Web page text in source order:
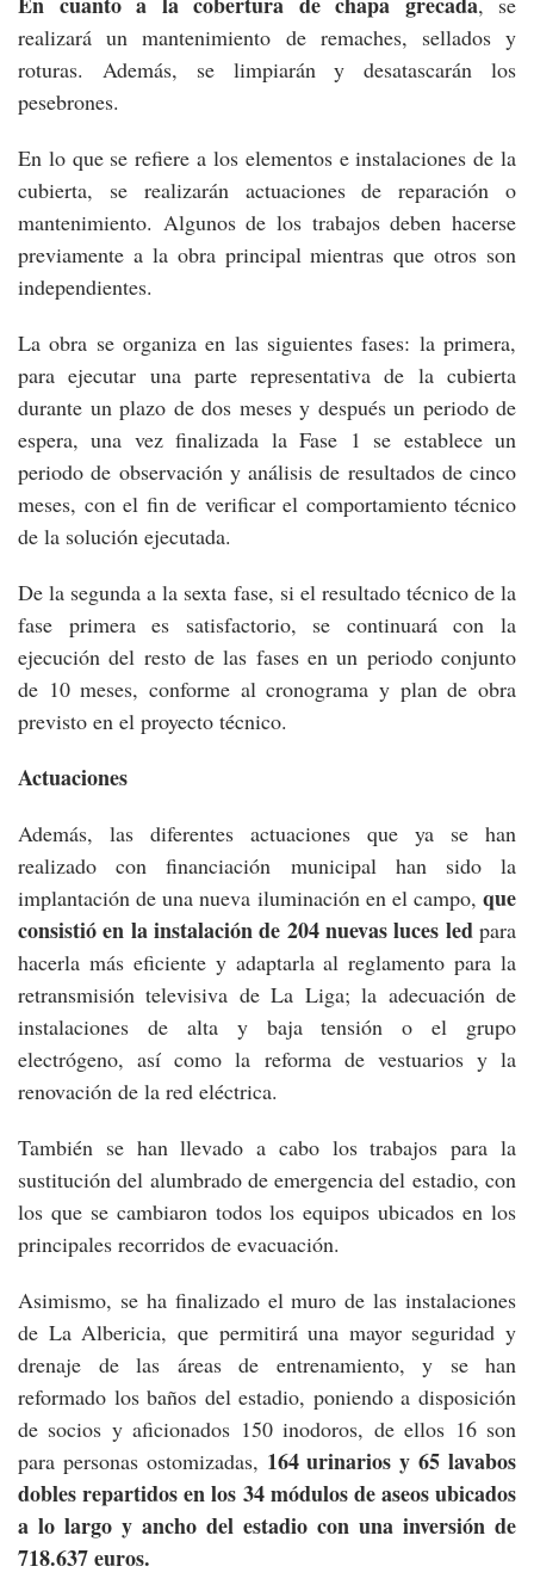
realizará un mantenimiento de remaches, sellados y
roturas. Además, se limpiarán y desatascarán los
pesebrones.
En lo que se refiere a los elementos e instalaciones de la
cubierta, se realizarán actuaciones de reparación o
mantenimiento. Algunos de los trabajos deben hacerse
previamente a la obra principal mientras que otros son
independientes.
La obra se organiza en las siguientes fases: la primera,
para ejecutar una parte representativa de la cubierta
durante un plazo de dos meses y después un periodo de
espera, una vez finalizada la Fase 1 se establece un
periodo de observación y análisis de resultados de cinco
meses, con el fin de verificar el comportamiento técnico
de la solución ejecutada.
De la segunda a la sexta fase, si el resultado técnico de la
fase primera es satisfactorio, se continuará con la
ejecución del resto de las fases en un periodo conjunto
de 10 meses, conforme al cronograma y plan de obra
previsto en el proyecto técnico.
Actuaciones
Además, las diferentes actuaciones que ya se han
realizado con financiación municipal han sido la
implantación de una nueva iluminación en el campo, que
consistió en la instalación de 204 nuevas luces led para
hacerla más eficiente y adaptarla al reglamento para la
retransmisión televisiva de La Liga; la adecuación de
instalaciones de alta y baja tensión o el grupo
electrógeno, así como la reforma de vestuarios y la
renovación de la red eléctrica.
También se han llevado a cabo los trabajos para la
sustitución del alumbrado de emergencia del estadio, con
los que se cambiaron todos los equipos ubicados en los
principales recorridos de evacuación.
Asimismo, se ha finalizado el muro de las instalaciones
de La Albericia, que permitirá una mayor seguridad y
drenaje de las áreas de entrenamiento, y se han
reformado los baños del estadio, poniendo a disposición
de socios y aficionados 150 inodoros, de ellos 16 son
para personas ostomizadas, 164 urinarios y 65 lavabos
dobles repartidos en los 34 módulos de aseos ubicados
a lo largo y ancho del estadio con una inversión de
718.637 euros.